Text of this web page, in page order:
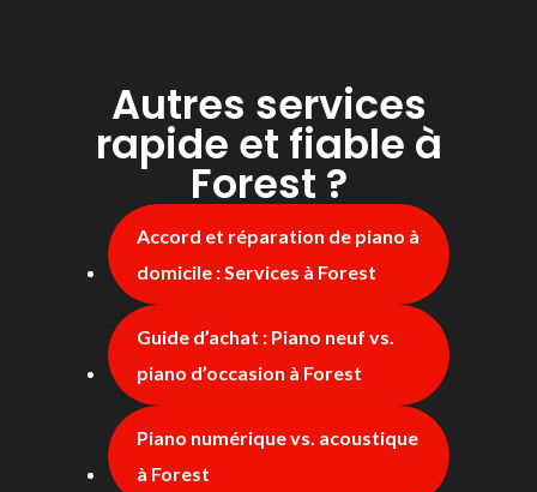
Autres services
rapide et fiable à
Forest ?
Accord et réparation de piano à
domicile : Services à Forest
Guide d’achat : Piano neuf vs.
piano d’occasion à Forest
Piano numérique vs. acoustique
à Forest